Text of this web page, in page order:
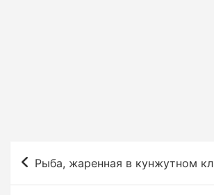
Рыба, жаренная в кунжутном